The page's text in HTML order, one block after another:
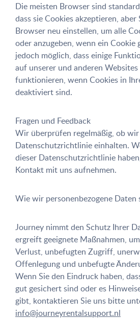
Die meisten Browser sind
dass sie Cookies akzeptieren, aber
Browser neu einstellen, um alle
oder anzugeben, wenn ein Cookie
jedoch möglich, dass einige
auf unserer und anderen
funktionieren, wenn Cookies in
deaktiviert sind.
Fragen und Feedback
Wir überprüfen regelmäßig, ob wir
Datenschutzrichtlinie einhalten.
dieser Datenschutzrichtlinie
Kontakt mit uns aufnehmen.
Wie wir personenbezogene Daten
Journey nimmt den Schutz Ihrer
ergreift geeignete Maßnahmen,
Verlust, unbefugten Zugriff,
Offenlegung und unbefugte
Wenn Sie den Eindruck haben,
gut gesichert sind oder es
gibt, kontaktieren Sie uns bitte
info@journeyrentalsupport.nl